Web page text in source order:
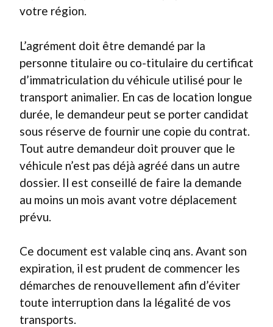
votre région.
L’agrément doit être demandé par la
personne titulaire ou co-titulaire du certificat
d’immatriculation du véhicule utilisé pour le
transport animalier. En cas de location longue
durée, le demandeur peut se porter candidat
sous réserve de fournir une copie du contrat.
Tout autre demandeur doit prouver que le
véhicule n’est pas déjà agréé dans un autre
dossier. Il est conseillé de faire la demande
au moins un mois avant votre déplacement
prévu.
Ce document est valable cinq ans. Avant son
expiration, il est prudent de commencer les
démarches de renouvellement afin d’éviter
toute interruption dans la légalité de vos
transports.